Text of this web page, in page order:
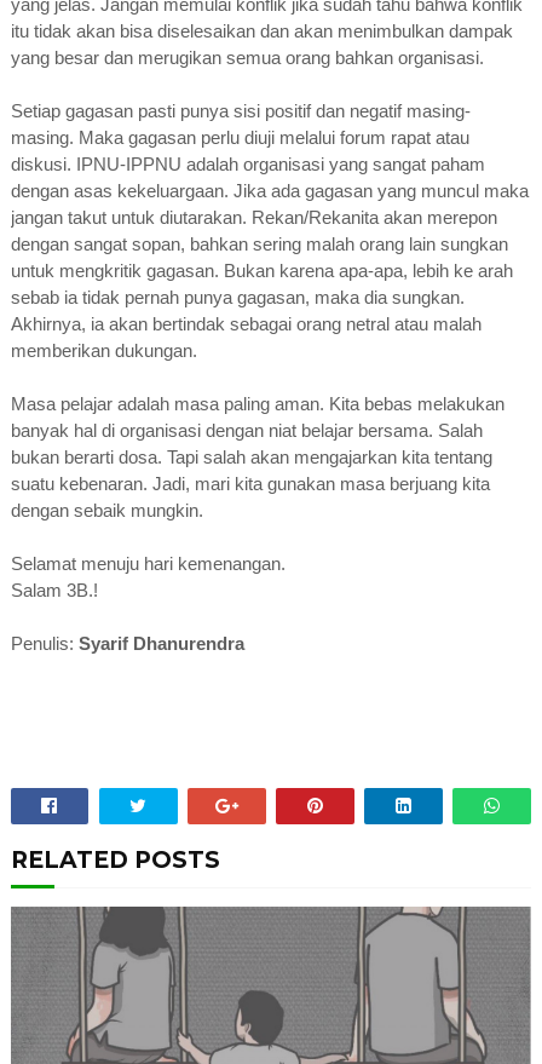
yang jelas. Jangan memulai konflik jika sudah tahu bahwa konflik
itu tidak akan bisa diselesaikan dan akan menimbulkan dampak
yang besar dan merugikan semua orang bahkan organisasi.
Setiap gagasan pasti punya sisi positif dan negatif masing-
masing. Maka gagasan perlu diuji melalui forum rapat atau
diskusi. IPNU-IPPNU adalah organisasi yang sangat paham
dengan asas kekeluargaan. Jika ada gagasan yang muncul maka
jangan takut untuk diutarakan. Rekan/Rekanita akan merepon
dengan sangat sopan, bahkan sering malah orang lain sungkan
untuk mengkritik gagasan. Bukan karena apa-apa, lebih ke arah
sebab ia tidak pernah punya gagasan, maka dia sungkan.
Akhirnya, ia akan bertindak sebagai orang netral atau malah
memberikan dukungan.
Masa pelajar adalah masa paling aman. Kita bebas melakukan
banyak hal di organisasi dengan niat belajar bersama. Salah
bukan berarti dosa. Tapi salah akan mengajarkan kita tentang
suatu kebenaran. Jadi, mari kita gunakan masa berjuang kita
dengan sebaik mungkin.
Selamat menuju hari kemenangan.
Salam 3B.!
Penulis: Syarif Dhanurendra
RELATED POSTS